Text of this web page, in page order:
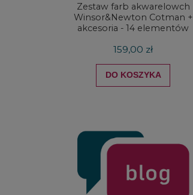
Zestaw farb akwarelowch
Winsor&Newton Cotman +
akcesoria - 14 elementów
159,00 zł
DO KOSZYKA